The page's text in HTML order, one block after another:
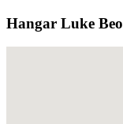
Hangar Luke